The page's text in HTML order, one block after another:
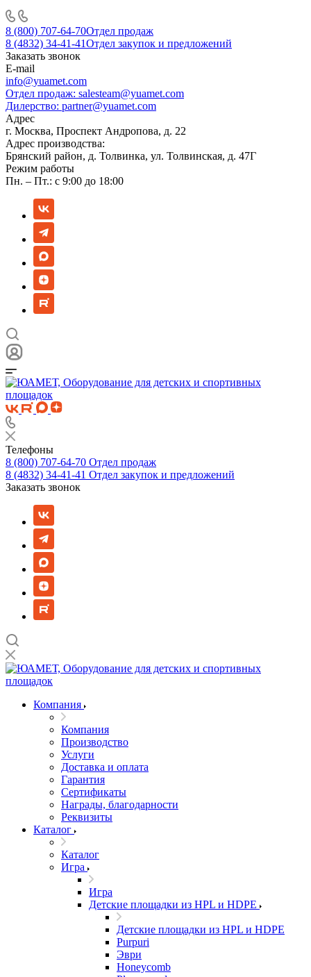
8 (800) 707-64-70Отдел продаж
8 (4832) 34-41-41Отдел закупок и предложений
Заказать звонок
E-mail
info@yuamet.com
Отдел продаж: salesteam@yuamet.com
Дилерство: partner@yuamet.com
Адрес
г. Москва, Проспект Андропова, д. 22
Адрес производства:
Брянский район, д. Толвинка, ул. Толвинская, д. 47Г
Режим работы
Пн. – Пт.: с 9:00 до 18:00
Телефоны
8 (800) 707-64-70 Отдел продаж
8 (4832) 34-41-41 Отдел закупок и предложений
Заказать звонок
Компания
Компания
Производство
Услуги
Доставка и оплата
Гарантия
Сертификаты
Награды, благодарности
Реквизиты
Каталог
Каталог
Игра
Игра
Детские площадки из HPL и HDPE
Детские площадки из HPL и HDPE
Purpuri
Эври
Honeycomb